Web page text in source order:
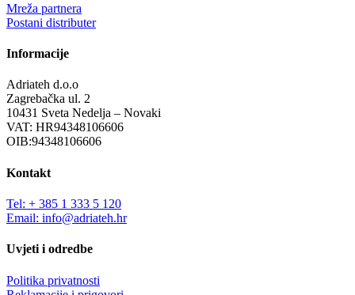
Mreža partnera
Postani distributer
Informacije
Adriateh d.o.o
Zagrebačka ul. 2
10431 Sveta Nedelja – Novaki
VAT: HR94348106606
OIB:94348106606
Kontakt
Tel: + 385 1 333 5 120
Email: info@adriateh.hr
Uvjeti i odredbe
Politika privatnosti